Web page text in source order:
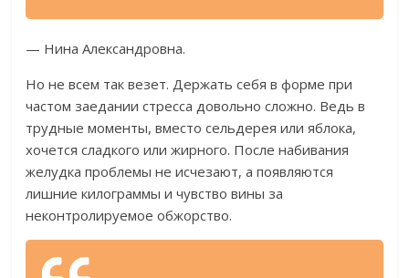
— Нина Александровна.
Но не всем так везет. Держать себя в форме при
частом заедании стресса довольно сложно. Ведь в
трудные моменты, вместо сельдерея или яблока,
хочется сладкого или жирного. После набивания
желудка проблемы не исчезают, а появляются
лишние килограммы и чувство вины за
неконтролируемое обжорство.